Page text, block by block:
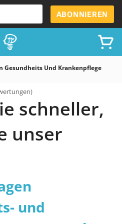
ABONNIEREN
Gesundheits Und
schneller,
unser
und